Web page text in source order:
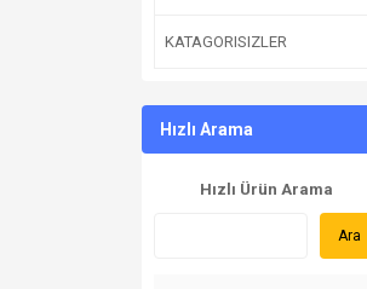
KATAGORISIZLER
Hızlı Arama
Hızlı Ürün Arama
Ara